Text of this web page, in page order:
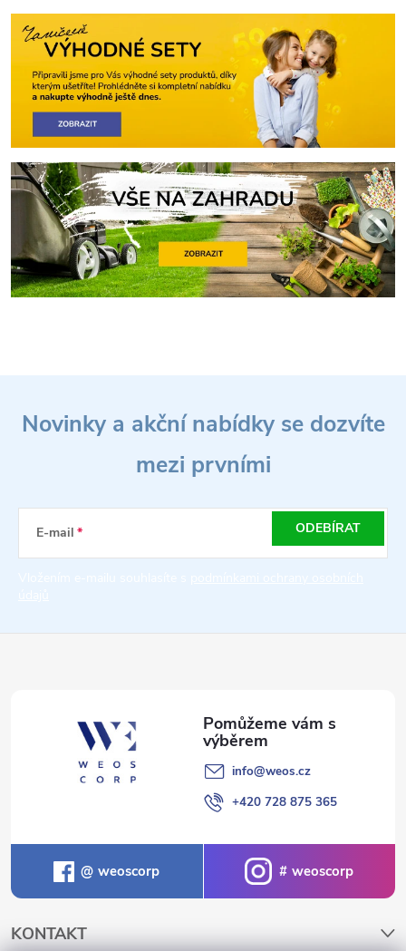
í
Novinky a akční nabídky se dozvíte
mezi prvními
E-mail ODEBÍRAT
info@weos.cz
+420 728 875 365
weoscorp weoscorp
KONTAKT